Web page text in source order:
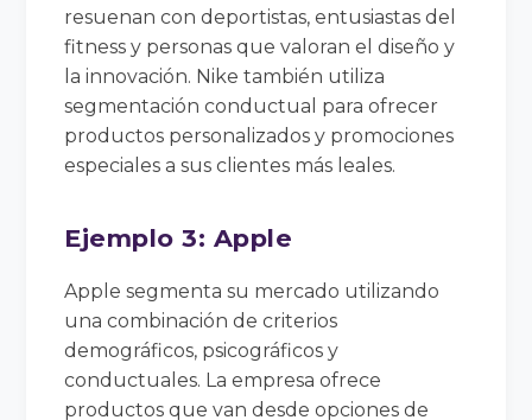
resuenan con deportistas, entusiastas del
fitness y personas que valoran el diseño y
la innovación. Nike también utiliza
segmentación conductual para ofrecer
productos personalizados y promociones
especiales a sus clientes más leales.
Ejemplo 3: Apple
Apple segmenta su mercado utilizando
una combinación de criterios
demográficos, psicográficos y
conductuales. La empresa ofrece
productos que van desde opciones de